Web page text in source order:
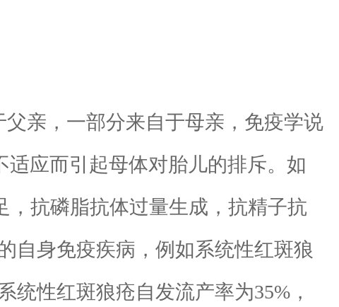
亲，一部分来自于母亲，免疫学说
应而引起母体对胎儿的排斥。如
抗磷脂抗体过量生成，抗精子抗
自身免疫疾病，例如系统性红斑狼
性红斑狼疮自发流产率为35%，